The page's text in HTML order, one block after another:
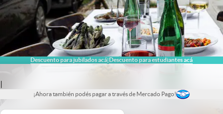
Descuento para jubilados acá|Descuento para estudiantes acá
|
¡Ahora también podés pagar a través de Mercado Pago!